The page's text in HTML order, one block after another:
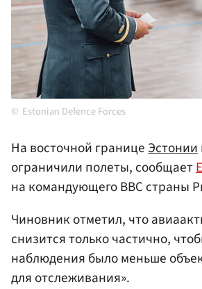
Estonian Defence Forces
На восточной границеЭстонии
ограничили полеты, сообщает
на командующего ВВС страны
Чиновник отметил, что
снизится только частично,
наблюдения было меньше
для отслеживания».